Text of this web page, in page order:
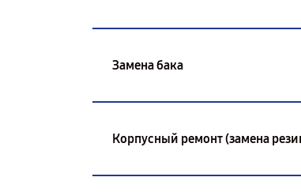
Замена бака
Корпусный ремонт (замена